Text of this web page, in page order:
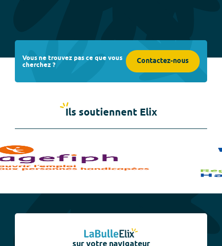
Vous ne trouvez pas ce que vous
cherchez ? Contactez-nous
Ils soutiennent Elix